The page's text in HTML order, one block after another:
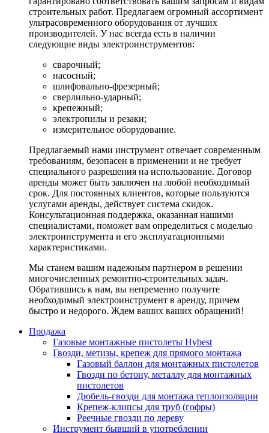
строительных работ. Предлагаем огромный ассортимент
ультрасовременного оборудования от лучших
производителей. У нас всегда есть в наличии
следующие виды электроинструментов:
сварочный;
насосный;
шлифовально-фрезерный;
сверлильно-ударный;
крепежный;
электропилы и резаки;
измерительное оборудование.
Предлагаемый нами инструмент отвечает современным
требованиям, безопасен в применении и не требует
специального разрешения на использование. Договор
аренды может быть заключен на любой необходимый
срок. Для постоянных клиентов, которые пользуются
услугами аренды, действует система скидок.
Консультационная поддержка, оказанная нашими
специалистами, поможет вам определиться с моделью
электроинструмента и его эксплуатационными
характеристиками.
Мы станем вашим надежным партнером в решении
многочисленных ремонтно-строительных задач.
Обратившись к нам, вы непременно получите
необходимый электроинструмент в аренду, причем
быстро и недорого. Ждем ваших ваших обращений!
Продажа
Газовые монтажные пистолеты Hybest
Гвозди, метизы, крепеж для прямого монтажа
Газовый баллон для монтажных пистолетов
Гвозди по бетону, металлу для монтажных
пистолетов
Дюбель-гвозди для монтажа теплоизоляции
Крепеж-клипсы для труб (гофры)
Реечные гвозди по дереву
Инструмент бывший в употреблении